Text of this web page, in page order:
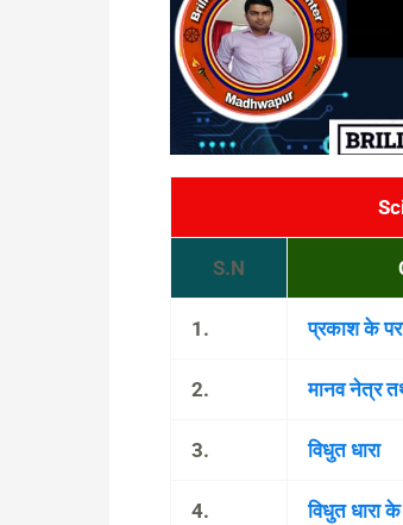
S.N
1. प्रकाश के
2. मानव नेत्र
3. विधुत धारा
4. विधुत धारा